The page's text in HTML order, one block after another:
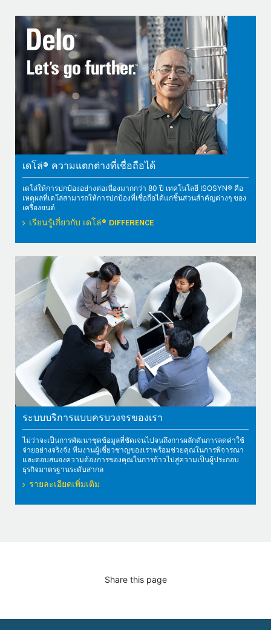
เดโล่® ความแตกต่างที่เชื่อถือได้
เดโล่ให้การปกป้องอย่างต่อเนื่องมากกว่า 80 ปี เทคโนโลยี ISOSYN® คือ
เหตุผลที่เดโล่สามารถให้การปกป้องที่เชื่อถือได้แก่ชิ้นส่วนสำคัญต่างๆ ของ
เครื่องยนต์
เรียนรู้เกี่ยวกับ เดโล่® DIFFERENCE
ระบบบริการแบบครบวงจรของเรา
ไม่ว่าจะเป็นการพัฒนาชุดข้อมูลที่ชัดเจนไปจนถึงการผลักดันการลดค่าใช้
จ่ายอย่างจริงจัง ทีมงานผู้เชี่ยวชาญของเราพร้อมช่วยคุณในการพิจารณา
และตอบสนองความต้องการของคุณในการก้าวไปสู่ความเป็นผู้ประกอบ
ธุรกิจมาตรฐานระดับสากล
รายละเอียดเพิ่มเติม
Share this page